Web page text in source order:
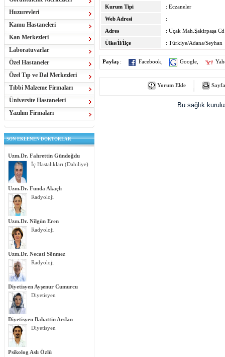
Huzurevleri
Kamu Hastaneleri
Kan Merkezleri
Laboratuvarlar
Özel Hastaneler
Özel Tıp ve Dal Merkezleri
Tıbbi Malzeme Firmaları
Üniversite Hastaneleri
Yazılım Firmaları
SON EKLENEN DOKTORLAR
Uzm.Dr. Fahrettin Gündoğdu
İç Hastalıkları (Dahiliye)
Uzm.Dr. Funda Akaçlı
Radyoloji
Uzm.Dr. Nilgün Eren
Radyoloji
Uzm.Dr. Necati Sönmez
Radyoloji
Diyetisyen Ayşenur Cumurcu
Diyetisyen
Diyetisyen Bahattin Arslan
Diyetisyen
Psikolog Aslı Özlü
Kurum Tipi
: Eczaneler
Web Adresi
:
Adres
: Uçak Mah.Şakirpaşa
Ülke/İl/İlçe
: Türkiye/Adana/Seyhan
Paylaş : Facebook Google
Yorum Ekle
Bu sağlık